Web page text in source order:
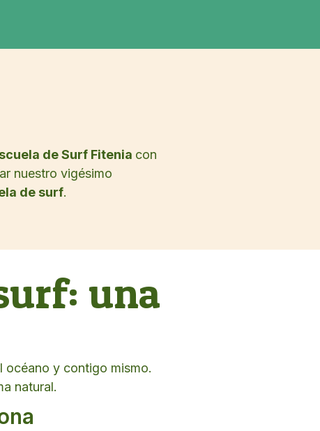
de Surf Fitenia con
nuestro vigésimo
de surf.
una
océano y contigo mismo.
natural.